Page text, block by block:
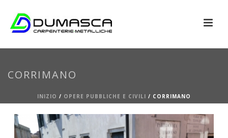
CORRIMANO
INIZIO / OPERE PUBBLICHE E CIVILI / CORRIMANO